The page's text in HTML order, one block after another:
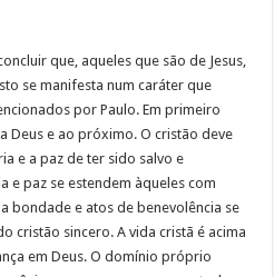
que, aqueles que são de Jesus,
se manifesta num caráter que
por Paulo. Em primeiro
Deus e ao próximo. O cristão deve
e a paz de ter sido salvo e
e paz se estendem àqueles com
bondade e atos de benevolência se
cristão sincero. A vida cristã é acima
em Deus. O domínio próprio